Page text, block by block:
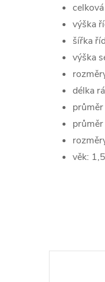
výška
šířka
výška
délka
věk: